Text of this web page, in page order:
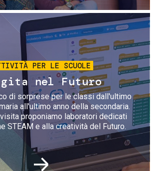
Immagine
PER LE SCUOLE
nel Futuro
di sorprese per le classi dall'ultimo
all'ultimo anno della secondaria.
proponiamo laboratori dedicati
STEAM e alla creatività del Futuro.